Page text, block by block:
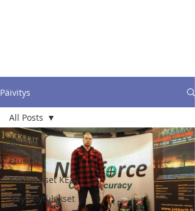
Päivitys
All Posts
Etusivu
Koetulokset KEAJ
Näyttelytulokset
All Posts